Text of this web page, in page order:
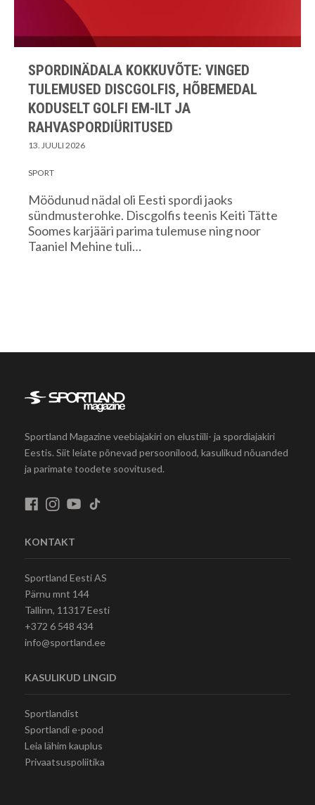
SPORDINÄDALA KOKKUVÕTE: VINGED
TULEMUSED DISCGOLFIS, HÕBEMEDAL
KODUSELT GOLFI EM-ILT JA
RAHVASPORDIÜRITUSED
13. JUULI 2026
SPORT
Möödunud nädal oli Eesti spordi jaoks
sündmusterohke. Discgolfis teenis Keiti Tätte
Soomes karjääri parima tulemuse ning noor
Taaniel Mehine tuli…
Sportland Magazine veebiajakiri on elustiili- ja spordiajakiri
Eestis. Siit leiate põnevad persoonilood, kasulikud nõuanded
ja parimate toodete soovitused.
KONTAKT
Sportland Eesti AS
Pärnu mnt 144
Tallinn, 11317 Eesti
+372 6 548 434
info@sportland.ee
KASULIKUD LINGID
Sportlandist
Sportlandi e-pood
Leia lähim kauplus
Privaatsuspoliitika